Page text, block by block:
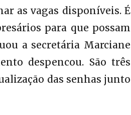
as vagas disponíveis. É
para que possam
a secretária Marciane
despencou. São três
das senhas junto